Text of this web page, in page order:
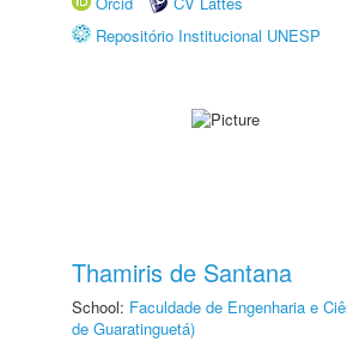
Repositório Institucional UNESP
Thamiris de Santana
School: Faculdade de Engenharia e
de Guaratinguetá)